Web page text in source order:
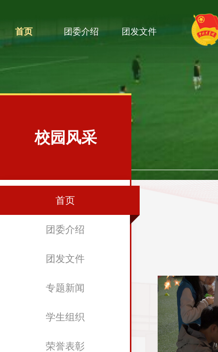
首页 团委介绍 团发文件
校园风采
首页
团委介绍
团发文件
专题新闻
学生组织
荣誉表彰